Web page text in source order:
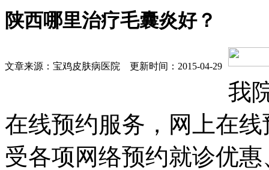
陕西哪里治疗毛囊炎好？
文章来源：宝鸡皮肤病医院 更新时间：2015-04-29
我
在线预约服务，网上在
受各项网络预约就诊优